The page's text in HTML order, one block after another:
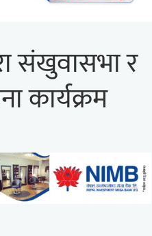
संखुवासभा र
कार्यक्रम